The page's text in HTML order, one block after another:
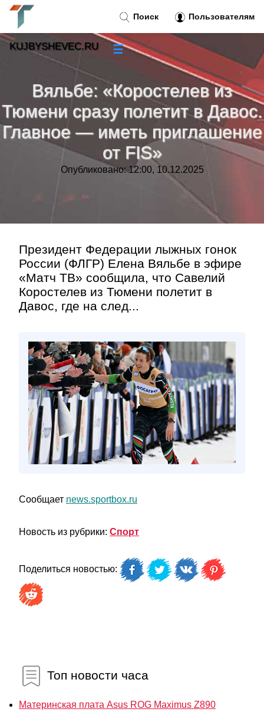
Вяльбе: «Коростелев из
Тюмени сразу полетит в Давос.
Главное — иметь приглашение
от FIS»
Опубликовано: 12:00, 10.12.2025
Президент Федерации лыжных гонок
России (ФЛГР) Елена Вяльбе в эфире
«Матч ТВ» сообщила, что Савелий
Коростелев из Тюмени полетит в
Давос, где на след...
Сообщает news.sportbox.ru
Новость из рубрики: Спорт
Поделиться новостью:
Топ новости часа
Материнская плата Asus ROG Maximus Z890
Поиск Пользователям
KUJBYSHEVEC.RU ☰
Новости
Тренды новостей»
Рубрики»
»